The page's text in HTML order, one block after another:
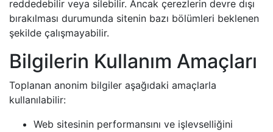
reddedebilir veya silebilir. Ancak çerezlerin devre dışı
bırakılması durumunda sitenin bazı bölümleri beklenen
şekilde çalışmayabilir.
Bilgilerin Kullanım Amaçları
Toplanan anonim bilgiler aşağıdaki amaçlarla
kullanılabilir:
Web sitesinin performansını ve işlevselliğini